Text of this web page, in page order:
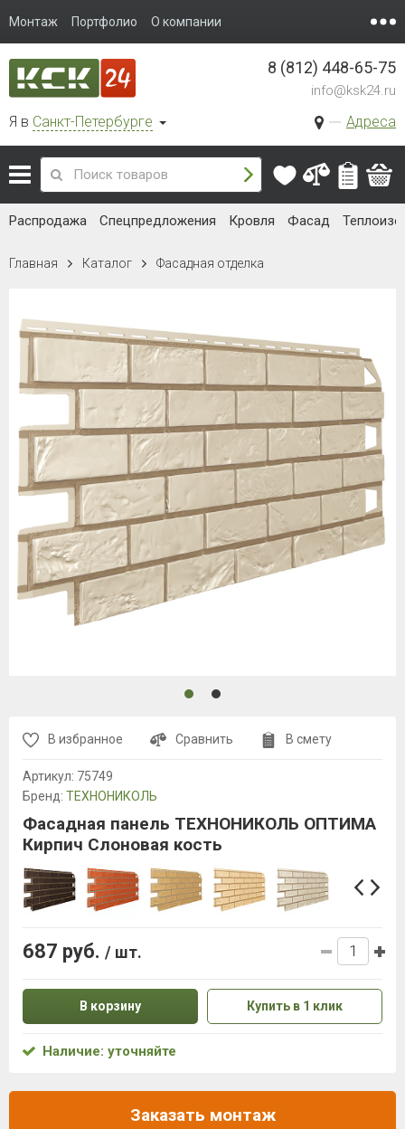
Монтаж Портфолио О компании
Я в Санкт-Петербурге Адреса
8 (812) 448-65-75
info@ksk24.ru
Распродажа Спецпредложения Кровля Фасад
Главная Каталог Фасадная отделка
В избранное Сравнить В смету
Артикул: 75749
Бренд: ТЕХНОНИКОЛЬ
Фасадная панель ТЕХНОНИКОЛЬ ОПТИМА
Кирпич Слоновая кость
687 руб. / шт.
В корзину Купить в 1 клик
Наличие: уточняйте
Заказать монтаж